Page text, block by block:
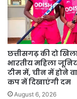
छत्तीसगढ़ की दो
भारतीय महिला
टीम में, चीन में होने
कप में दिखाएंगी दम
August 6, 2026